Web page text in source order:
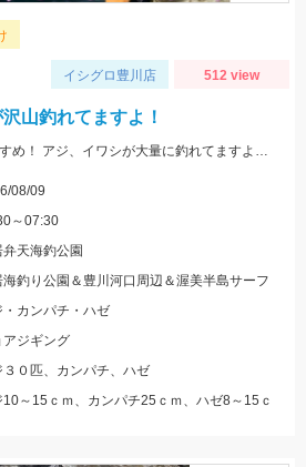
イシグロ豊川店 512 view
山釣れてますよ！
浜名湖内では、サビキがおすすめ！ アジ、イワシが大量に釣れてますよ。 豊川周辺では、ハゼが入れ喰い状態！ 渥美半島側では、マゴチ、ヒラメ、青物 などターゲットが多数回遊中！
08/09
～07:30
弁天海釣公園
海釣り公園＆豊川河口周辺＆渥美半島サーフ
・カンパチ・ハゼ
アジギング
３０匹、カンパチ、ハゼ
10～15ｃｍ、カンパチ25ｃｍ、ハゼ8～15ｃ